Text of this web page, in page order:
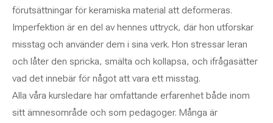
förutsättningar för keramiska material att deformeras.
Imperfektion är en del av hennes uttryck, där hon utforskar
misstag och använder dem i sina verk. Hon stressar leran
och låter den spricka, smälta och kollapsa, och ifrågasätter
vad det innebär för något att vara ett misstag.
Alla våra kursledare har omfattande erfarenhet både inom
sitt ämnesområde och som pedagoger. Många är